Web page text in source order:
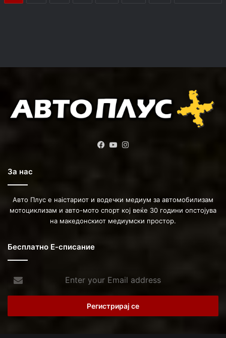
Facebook
YouTube
За нас
Авто Плус е наістариот и водечки медиум за автомобилизам
мотоциклизам и авто-мото спорт кој веќе 30 години опстојува
на македонскиот медиумски простор.
Бесплатно Е-списание
Enter
your
Email